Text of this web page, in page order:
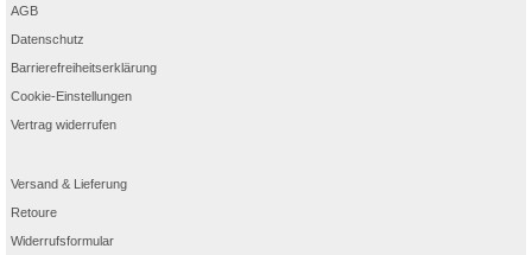
AGB
Datenschutz
Barrierefreiheitserklärung
Cookie-Einstellungen
Vertrag widerrufen
Versand & Lieferung
Retoure
Widerrufsformular